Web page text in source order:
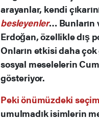
arayanlar, kendi
besleyenler… Bunların
Erdoğan, özellikle dış
Onların etkisi daha
sosyal meselelerin
gösteriyor.
Peki önümüzdeki
umulmadık isimlerin